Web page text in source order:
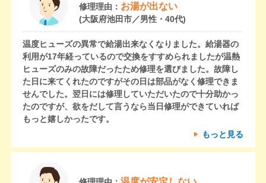
修理理由： お湯が出ない
(大阪府池田市／男性・40代)
温度ヒューズの異常で給湯出来なくなりました。給湯器の
利用が17年経っているので交換をすすめられましたが温熱
ヒューズのみの故障だったため修理を選びました。故障し
た日に来てくれたのですがその日は部品がなく修理できま
せんでした。翌日には修理していただいたので十分助かっ
たのですが、欲をだして言うなら当日修理ができていれば
もっと嬉しかったです。
もっと見る